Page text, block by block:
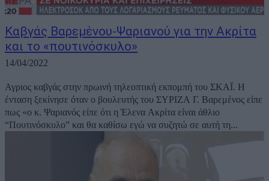
Καβγάς Βαρεμένου-Ψαριανού για την Ακρίτα
και το «πουτινόσκυλο»
14/04/2022
Αγριος καβγάς στην πρωινή τηλεοπτική εκπομπή του ΣΚΑΪ. Η
ένταση ξεκίνησε όταν ο βουλευτής του ΣΥΡΙΖΑ Γ. Βαρεμένος είπε
πως «ο κ. Ψαριανός είπε ότι η Έλενα Ακρίτα είναι άθλιο
“Πουτινόσκυλο” και θα καθίσω εγώ να συζητώ σε αυτή τη...